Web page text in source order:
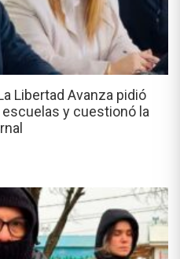
Libertad Avanza pidió
y cuestionó la